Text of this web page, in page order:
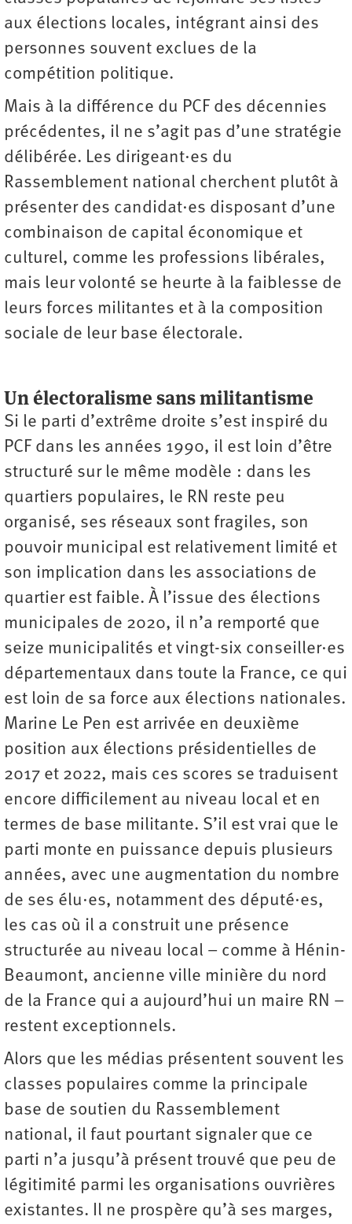
aux élections locales, intégrant ainsi des
personnes souvent exclues de la
compétition politique.
Mais à la différence du PCF des décennies
précédentes, il ne s’agit pas d’une stratégie
délibérée. Les dirigeant·es du
Rassemblement national cherchent plutôt à
présenter des candidat·es disposant d’une
combinaison de capital économique et
culturel, comme les professions libérales,
mais leur volonté se heurte à la faiblesse de
leurs forces militantes et à la composition
sociale de leur base électorale.
Un électoralisme sans militantisme
Si le parti d’extrême droite s’est inspiré du
PCF dans les années 1990, il est loin d’être
structuré sur le même modèle : dans les
quartiers populaires, le RN reste peu
organisé, ses réseaux sont fragiles, son
pouvoir municipal est relativement limité et
son implication dans les associations de
quartier est faible. À l’issue des élections
municipales de 2020, il n’a remporté que
seize municipalités et vingt-six conseiller·es
départementaux dans toute la France, ce qui
est loin de sa force aux élections nationales.
Marine Le Pen est arrivée en deuxième
position aux élections présidentielles de
2017 et 2022, mais ces scores se traduisent
encore difficilement au niveau local et en
termes de base militante. S’il est vrai que le
parti monte en puissance depuis plusieurs
années, avec une augmentation du nombre
de ses élu·es, notamment des député·es,
les cas où il a construit une présence
structurée au niveau local – comme à Hénin-
Beaumont, ancienne ville minière du nord
de la France qui a aujourd’hui un maire RN –
restent exceptionnels.
Alors que les médias présentent souvent les
classes populaires comme la principale
base de soutien du Rassemblement
national, il faut pourtant signaler que ce
parti n’a jusqu’à présent trouvé que peu de
légitimité parmi les organisations ouvrières
existantes. Il ne prospère qu’à ses marges,